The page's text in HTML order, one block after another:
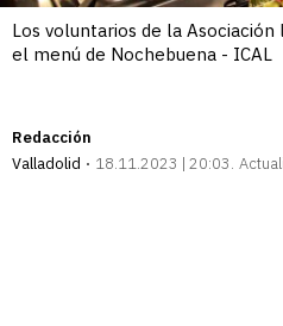
Los voluntarios de la Asociación
el menú de Nochebuena - ICAL
Redacción
Valladolid
18.11.2023 | 20:03